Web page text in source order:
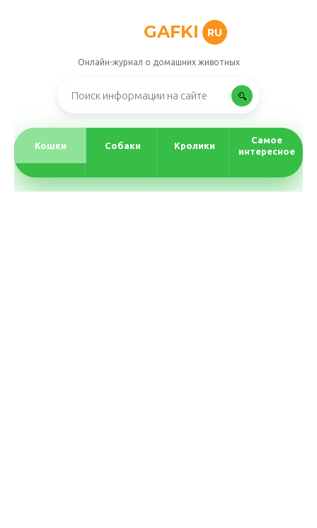
GAFKI RU
Онлайн-журнал о домашних животных
Кошки Собаки Кролики
Самое
интересное